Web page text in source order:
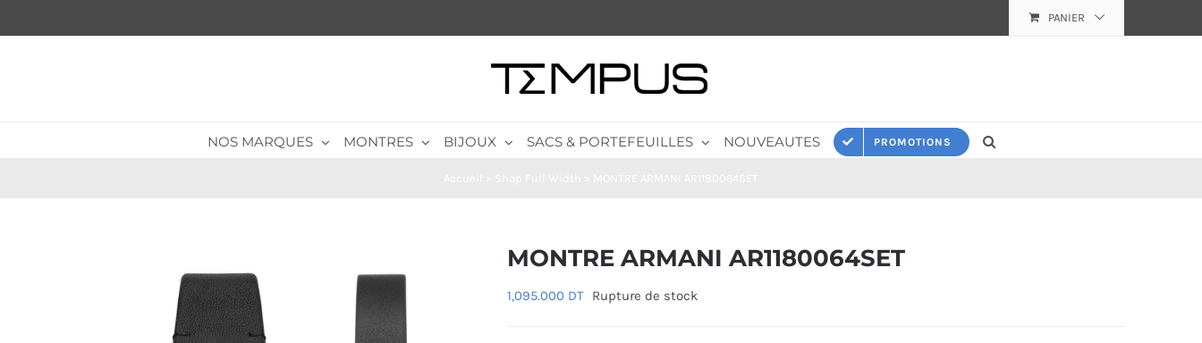
au
PANIER
NOS MARQUES MONTRES BIJOUX SACS & PORTEFEUILLES NOUVEAUTES PROMOTIONS
MONTRE ARMANI AR1180064SET
1,095.000 DT Rupture de stock